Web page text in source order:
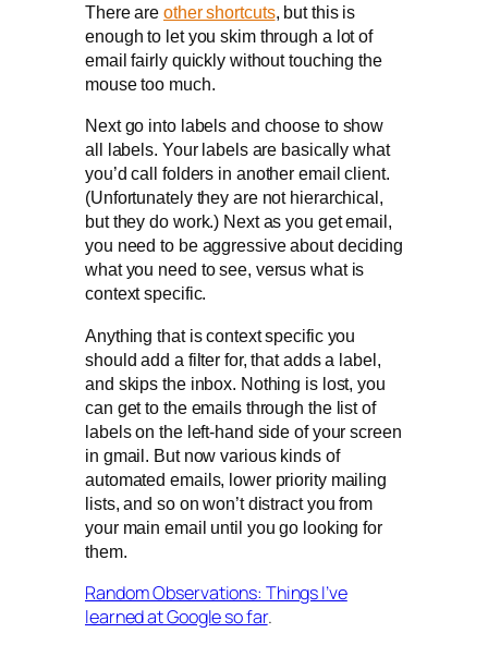
There areother shortcuts, but this is
enough to let you skim through a lot of
email fairly quickly without touching the
mouse too much.
Next go into labels and choose to show
all labels. Your labels are basically what
you’d call folders in another email client.
(Unfortunately they are not hierarchical,
but they do work.) Next as you get email,
you need to be aggressive about deciding
what you need to see, versus what is
context specific.
Anything that is context specific you
should add a filter for, that adds a label,
and skips the inbox. Nothing is lost, you
can get to the emails through the list of
labels on the left-hand side of your screen
in gmail. But now various kinds of
automated emails, lower priority mailing
lists, and so on won’t distract you from
your main email until you go looking for
them.
Random Observations: Things I’ve
learned at Google so far.